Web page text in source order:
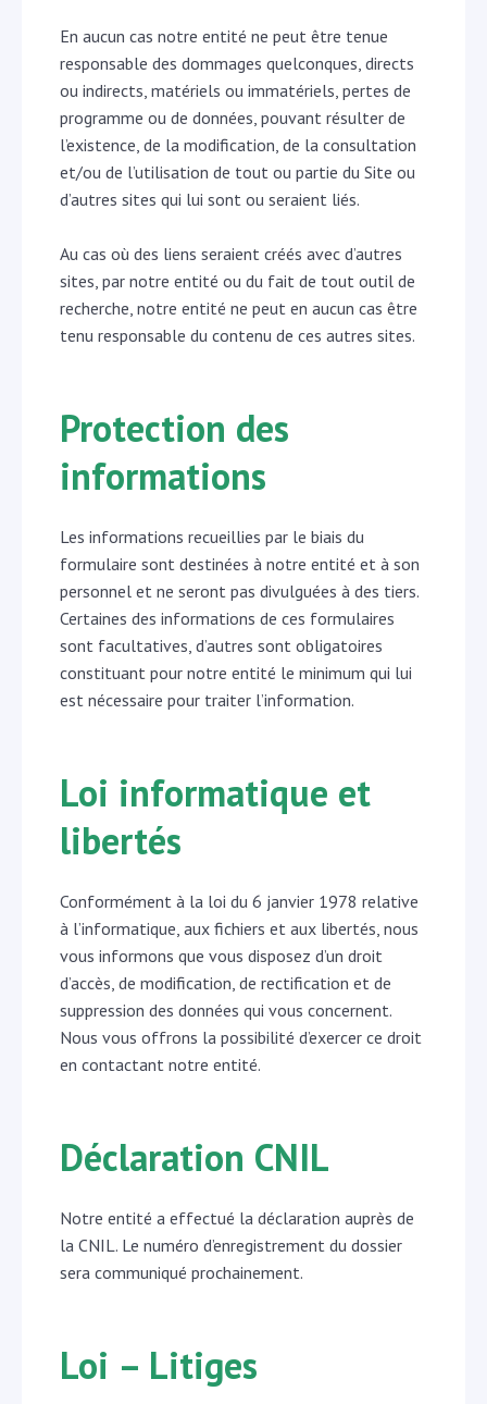
En aucun cas notre entité ne peut être tenue
responsable des dommages quelconques, directs
ou indirects, matériels ou immatériels, pertes de
programme ou de données, pouvant résulter de
l’existence, de la modification, de la consultation
et/ou de l’utilisation de tout ou partie du Site ou
d’autres sites qui lui sont ou seraient liés.
Au cas où des liens seraient créés avec d’autres
sites, par notre entité ou du fait de tout outil de
recherche, notre entité ne peut en aucun cas être
tenu responsable du contenu de ces autres sites.
Protection des
informations
Les informations recueillies par le biais du
formulaire sont destinées à notre entité et à son
personnel et ne seront pas divulguées à des tiers.
Certaines des informations de ces formulaires
sont facultatives, d’autres sont obligatoires
constituant pour notre entité le minimum qui lui
est nécessaire pour traiter l’information.
Loi informatique et
libertés
Conformément à la loi du 6 janvier 1978 relative
à l’informatique, aux fichiers et aux libertés, nous
vous informons que vous disposez d’un droit
d’accès, de modification, de rectification et de
suppression des données qui vous concernent.
Nous vous offrons la possibilité d’exercer ce droit
en contactant notre entité.
Déclaration CNIL
Notre entité a effectué la déclaration auprès de
la CNIL. Le numéro d’enregistrement du dossier
sera communiqué prochainement.
Loi – Litiges